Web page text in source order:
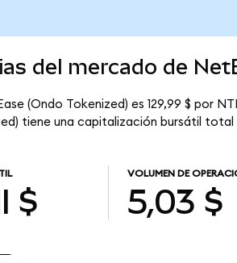
del mercado de
(Ondo Tokenized) es 129,99 $ por
tiene una capitalización bursátil total
$
VOLUMEN DE
5,03 $